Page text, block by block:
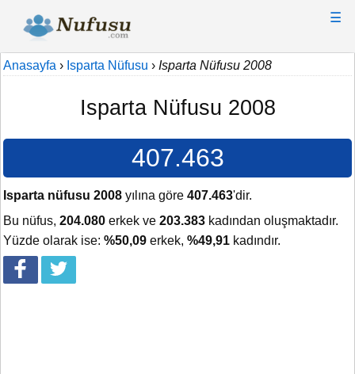
☰
Anasayfa › Isparta Nüfusu › Isparta Nüfusu 2008
Isparta Nüfusu 2008
407.463
Isparta nüfusu 2008 yılına göre 407.463'dir.
Bu nüfus, 204.080 erkek ve 203.383 kadından oluşmaktadır.
Yüzde olarak ise: %50,09 erkek, %49,91 kadındır.